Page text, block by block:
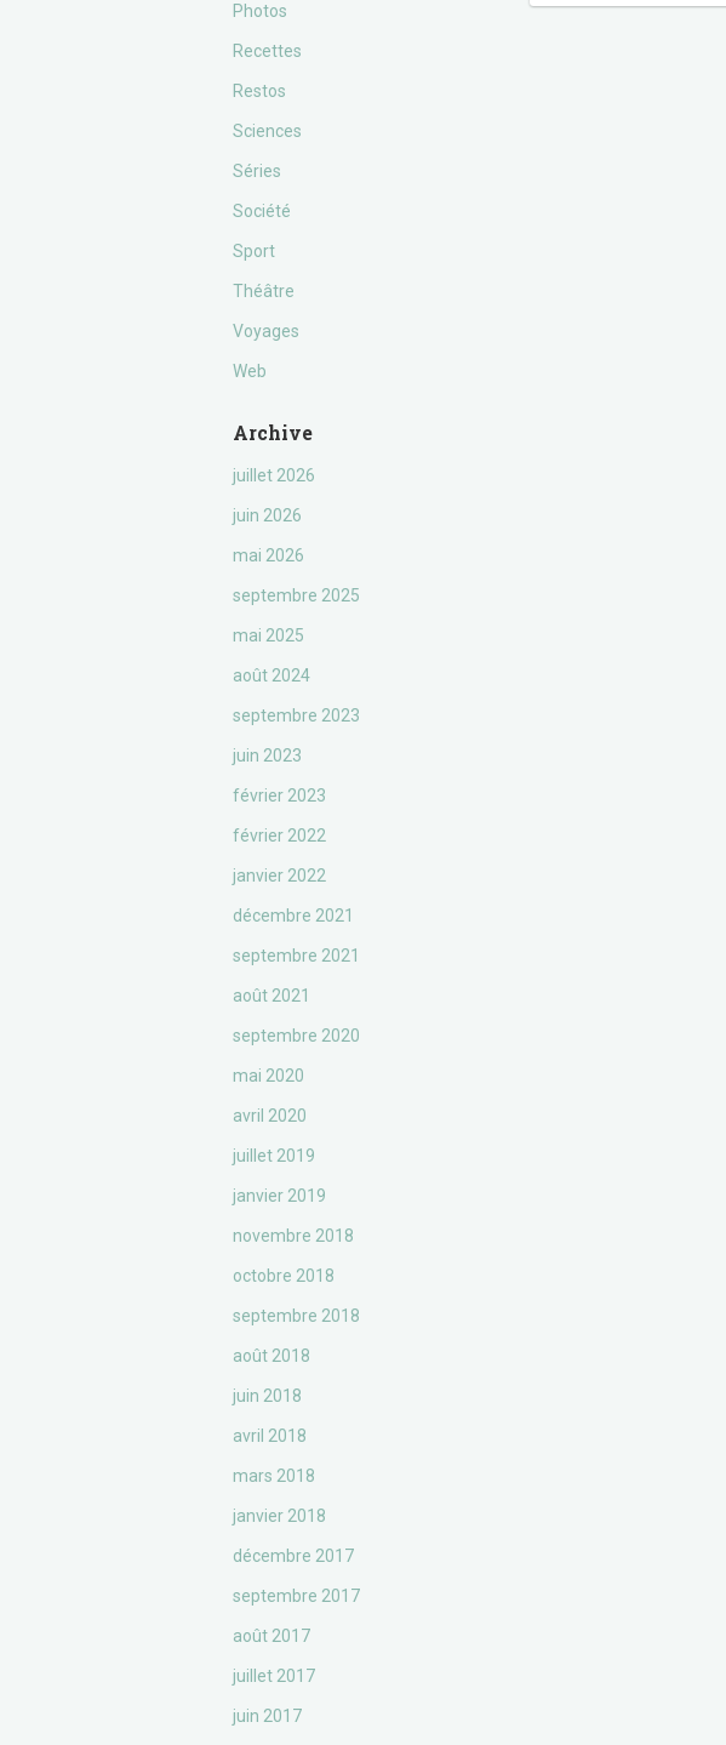
Photos
Recettes
Restos
Sciences
Séries
Société
Sport
Théâtre
Voyages
Web
Archive
juillet 2026
juin 2026
mai 2026
septembre 2025
mai 2025
août 2024
septembre 2023
juin 2023
février 2023
février 2022
janvier 2022
décembre 2021
septembre 2021
août 2021
septembre 2020
mai 2020
avril 2020
juillet 2019
janvier 2019
novembre 2018
octobre 2018
septembre 2018
août 2018
juin 2018
avril 2018
mars 2018
janvier 2018
décembre 2017
septembre 2017
août 2017
juillet 2017
juin 2017